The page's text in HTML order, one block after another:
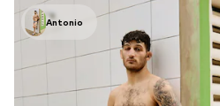
Antonio